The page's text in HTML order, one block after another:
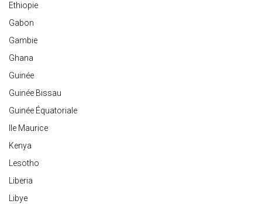
Ethiopie
Gabon
Gambie
Ghana
Guinée
Guinée Bissau
Guinée Équatoriale
Ile Maurice
Kenya
Lesotho
Liberia
Libye